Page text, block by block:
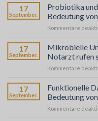
17
September.
Probiotika
Bedeutung
Kommentare
17
September.
Mikrobielle
Notarzt rufen
Kommentare
17
September.
Funktionelle
Bedeutung
Kommentare